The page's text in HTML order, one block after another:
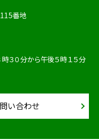
番地
０分から午後５時１５分
い合わせ